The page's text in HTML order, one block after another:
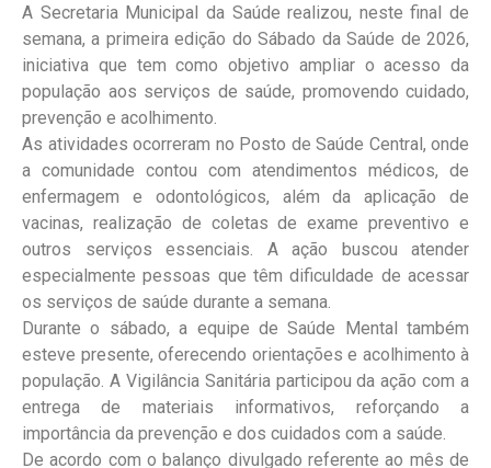
A Secretaria Municipal da Saúde realizou, neste final de
semana, a primeira edição do Sábado da Saúde de 2026,
iniciativa que tem como objetivo ampliar o acesso da
população aos serviços de saúde, promovendo cuidado,
prevenção e acolhimento.
As atividades ocorreram no Posto de Saúde Central, onde
a comunidade contou com atendimentos médicos, de
enfermagem e odontológicos, além da aplicação de
vacinas, realização de coletas de exame preventivo e
outros serviços essenciais. A ação buscou atender
especialmente pessoas que têm dificuldade de acessar
os serviços de saúde durante a semana.
Durante o sábado, a equipe de Saúde Mental também
esteve presente, oferecendo orientações e acolhimento à
população. A Vigilância Sanitária participou da ação com a
entrega de materiais informativos, reforçando a
importância da prevenção e dos cuidados com a saúde.
De acordo com o balanço divulgado referente ao mês de